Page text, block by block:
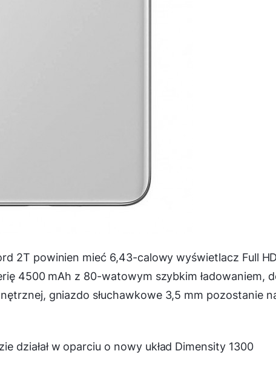
2T powinien mieć 6,43-calowy wyświetlacz Full
4500 mAh z 80-watowym szybkim ładowaniem,
gniazdo słuchawkowe 3,5 mm pozostanie
działał w oparciu o nowy układ Dimensity 1300